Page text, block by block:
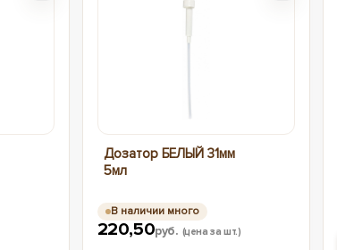
Дозатор БЕЛЫЙ 31мм
5мл
220,50руб. (цена за шт.)
В наличии много